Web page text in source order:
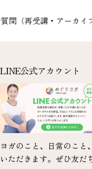
再受講・アーカイブ受
LINE公式アカウント
ヨガのこと、日常のこと
いただきます。ぜひ友だ